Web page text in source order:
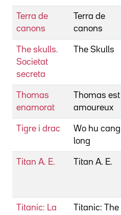
Terra de
canons
Terra de
canons
The skulls.
Societat
secreta
The Skulls
Thomas
enamorat
Thomas est
amoureux
Tigre i drac
Wo hu cang
long
Titan A. E. Titan A. E.
Titanic: La
Titanic: The